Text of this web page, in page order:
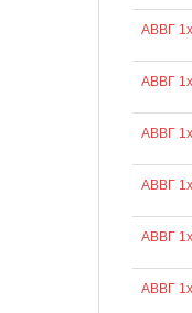
АВВГ
АВВГ
АВВГ
АВВГ
АВВГ
АВВГ